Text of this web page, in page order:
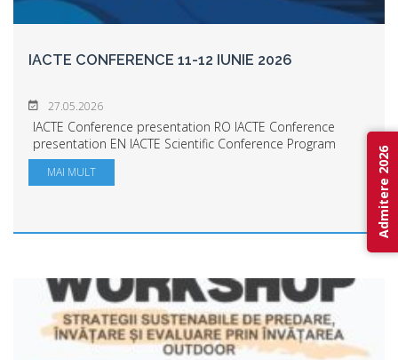
IACTE CONFERENCE 11-12 IUNIE 2026
27.05.2026
IACTE Conference presentation RO IACTE Conference
presentation EN IACTE Scientific Conference Program
IACTE Keynotes IACTE Scientific Organising Committee
IACTE Rules of participation Link for...
MAI MULT Admitere 2026